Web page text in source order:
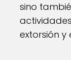
sino
extorsión y